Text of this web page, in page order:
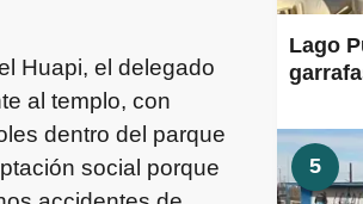
Huapi, el delegado
al templo, con
dentro del parque
social porque
Lago
5